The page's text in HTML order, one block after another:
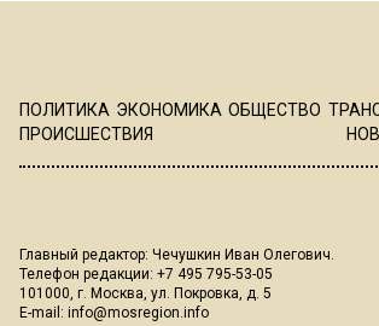
ПОЛИТИКА ЭКОНОМИКА ОБЩЕСТВО
ПРОИСШЕСТВИЯ
Главный редактор: Чечушкин Иван Олегович.
Телефон редакции: +7 495 795-53-05
101000, г. Москва, ул. Покровка, д. 5
E-mail: info@mosregion.info